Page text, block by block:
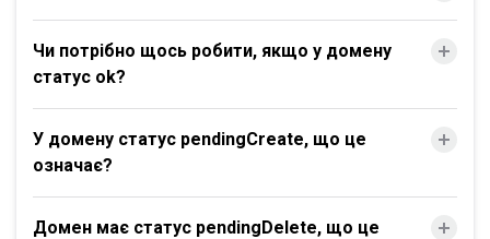
Чи потрібно щось робити, якщо у домену
статус ok?
У домену статус pendingCreate, що це
означає?
Домен має статус pendingDelete, що це